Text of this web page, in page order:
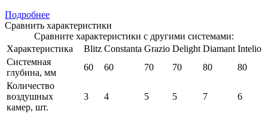
Подробнее
Сравнить характеристики
Сравните характеристики с другими системами:
Характеристика
Blitz Constanta Grazio Delight Diamant Intelio
Системная
глубина, мм
60 60 70 70 80
80
Количество
воздушных
камер, шт.
3 4 5 5 7 6